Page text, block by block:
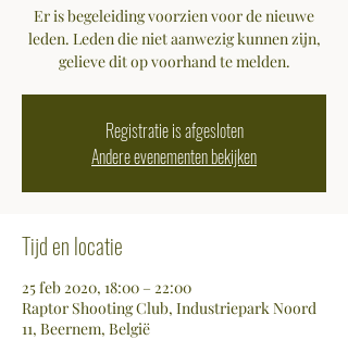
Er is begeleiding voorzien voor de nieuwe
leden. Leden die niet aanwezig kunnen zijn,
gelieve dit op voorhand te melden.
Registratie is afgesloten
Andere evenementen bekijken
Tijd en locatie
25 feb 2020, 18:00 – 22:00
Raptor Shooting Club, Industriepark Noord
11, Beernem, België